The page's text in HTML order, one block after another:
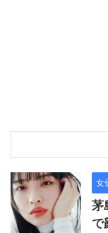
女
茅
で